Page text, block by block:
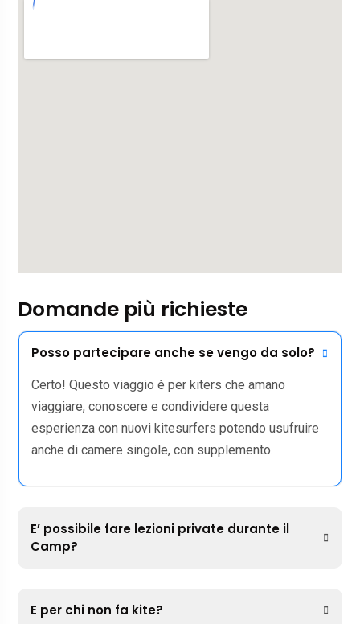
Domande più richieste
Posso partecipare anche se vengo da solo?
Certo! Questo viaggio è per kiters che amano
viaggiare, conoscere e condividere questa
esperienza con nuovi kitesurfers potendo usufruire
anche di camere singole, con supplemento.
E’ possibile fare lezioni private durante il
Camp?
E per chi non fa kite?